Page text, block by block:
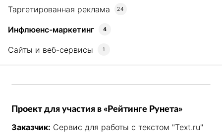
Таргетированная реклама 24
Инфлюенс-маркетинг 4
Сайты и веб-сервисы 1
Проект для участия в «Рейтинге Рунета»
Заказчик: Сервис для работы с текстом "Text.ru"